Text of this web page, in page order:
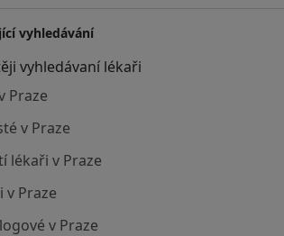
vyhledávání
vyhledávaní lékaři
Praze
v Praze
lékaři v Praze
v Praze
v Praze